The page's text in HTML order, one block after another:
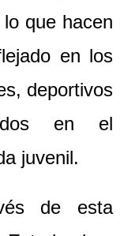
que hacen
en los
deportivos
en el
juvenil.
de esta